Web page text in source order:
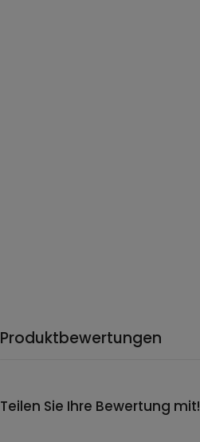
Produktbewertungen
Teilen Sie Ihre Bewertung mit!